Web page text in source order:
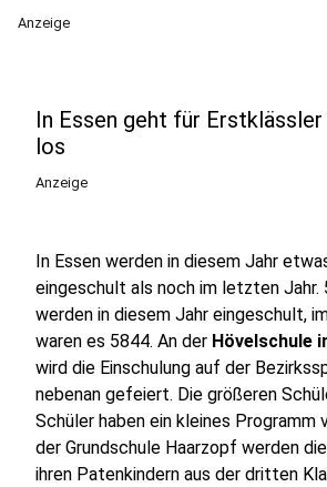
Anzeige
In Essen geht für Erstklässler
los
Anzeige
In Essen werden in diesem Jahr
eingeschult als noch im letzten Jahr.
werden in diesem Jahr eingeschult,
waren es 5844. An der Hövelschule
wird die Einschulung auf der
nebenan gefeiert. Die größeren
Schüler haben ein kleines Programm
der Grundschule Haarzopf werden
ihren Patenkindern aus der dritten